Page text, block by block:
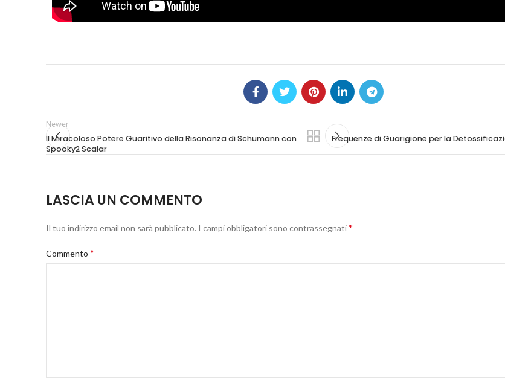
Newer
Il Miracoloso Potere Guaritivo della Risonanza di Schumann con
Spooky2 Scalar
Frequenze di Guarigione per la
LASCIA UN COMMENTO
Il tuo indirizzo email non sarà pubblicato. I campi obbligatori sono contrassegnati*
Commento *